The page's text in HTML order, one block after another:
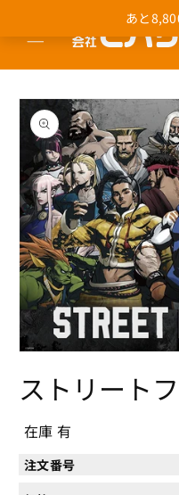
進む
あと
商品情
報にス
キップ
ダ
で
メ
ィ
ストリート
在庫 有
注文番号